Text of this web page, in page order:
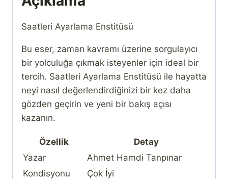
Saatleri Ayarlama Enstitüsü
Bu eser, zaman kavramı üzerine sorgulayıcı
bir yolculuğa çıkmak isteyenler için ideal bir
tercih. Saatleri Ayarlama Enstitüsü ile hayatta
neyi nasıl değerlendirdiğinizi bir kez daha
gözden geçirin ve yeni bir bakış açısı
kazanın.
Özellik
Detay
Yazar
Ahmet Hamdi Tanpınar
Kondisyonu
Çok İyi